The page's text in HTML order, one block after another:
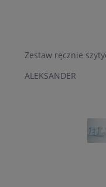
Zestaw ręcznie
ALEKSANDER